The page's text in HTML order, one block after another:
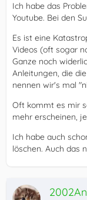
Ich habe das
Youtube. Bei den
Es ist eine
Videos (oft sogar
Ganze noch
Anleitungen, die
nennen wir's mal
Oft kommt es mir
mehr erscheinen,
Ich habe auch
löschen. Auch das